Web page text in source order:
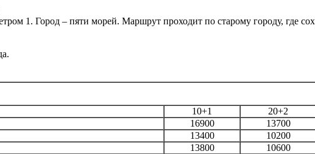
1. Город – пяти морей. Маршрут проходит по старому городу, где
10+1 20+2
16900 13700
13400 10200
13800 10600